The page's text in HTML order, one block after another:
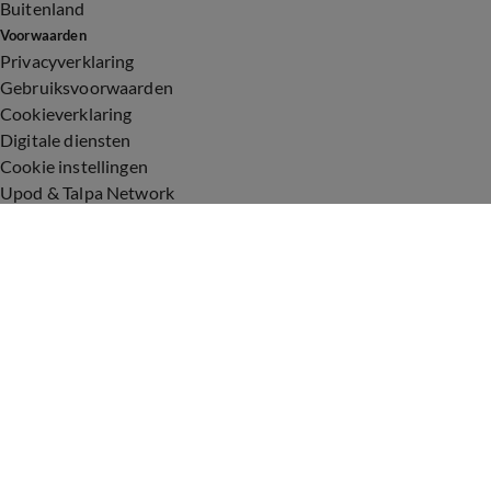
Buitenland
Voorwaarden
Privacyverklaring
Gebruiksvoorwaarden
Cookieverklaring
Digitale diensten
Cookie instellingen
Upod & Talpa Network